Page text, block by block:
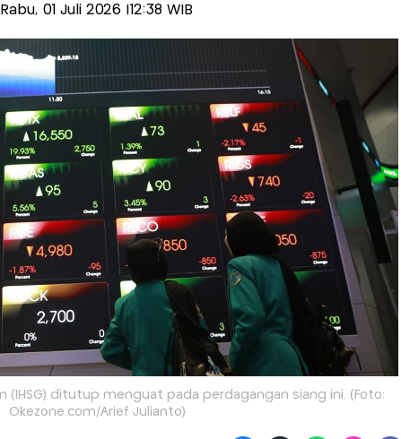
01 Juli 2026 |12:38 WIB
(IHSG) ditutup menguat pada perdagangan siang ini. (Foto:
Okezone.com/Arief Julianto)